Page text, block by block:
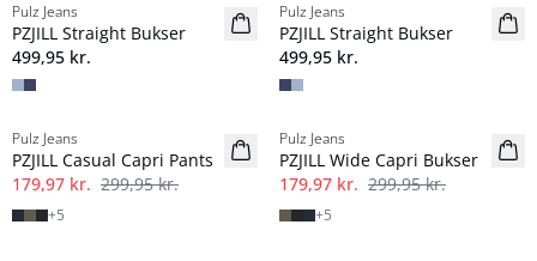
NYHED
Pulz Jeans
PZJILL Straight Bukser
499,95 kr.
NYHED
Pulz Jeans
PZJILL Straight Bukser
499,95 kr.
-40%
Pulz Jeans
PZJILL Casual Capri Pants
179,97 kr. 299,95 kr.
+5
-40%
Pulz Jeans
PZJILL Wide Capri Bukser
179,97 kr. 299,95 kr.
+5
-40%